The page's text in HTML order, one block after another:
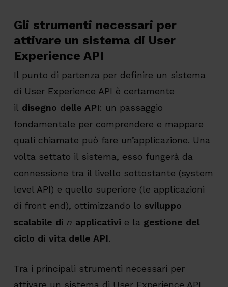
Gli strumenti necessari per
attivare un sistema di User
Experience API
Il punto di partenza per definire un sistema
di User Experience API è certamente
il disegno delle API: un passaggio
fondamentale per comprendere e mappare
quali chiamate può fare un’applicazione. Una
volta settato il sistema, esso fungerà da
connessione tra il livello sottostante (system
level API) e quello superiore (le applicazioni
di front end), ottimizzando lo sviluppo
scalabile di n applicativi e la gestione del
ciclo di vita delle API.
Tra i principali strumenti necessari per